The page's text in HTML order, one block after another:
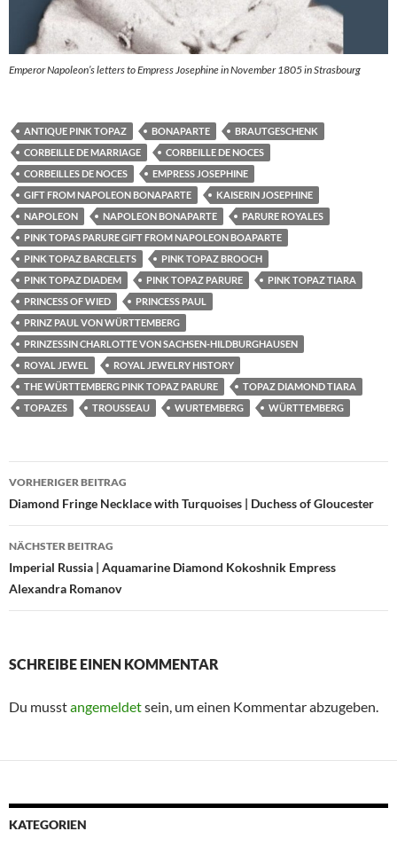
Emperor Napoleon’s letters to Empress Josephine in November 1805 in Strasbourg
ANTIQUE PINK TOPAZ BONAPARTE
BRAUTGESCHENK
CORBEILLE DE MARRIAGE
CORBEILLE DE NOCES
CORBEILLES DE NOCES
EMPRESS JOSEPHINE
GIFT FROM NAPOLEON BONAPARTE
KAISERIN JOSEPHINE
NAPOLEON
NAPOLEON BONAPARTE
PARURE ROYALES
PINK TOPAS PARURE GIFT FROM NAPOLEON BOAPARTE
PINK TOPAZ BARCELETS
PINK TOPAZ BROOCH
PINK TOPAZ DIADEM
PINK TOPAZ PARURE
PINK TOPAZ TIARA
PRINCESS OF WIED
PRINCESS PAUL
PRINZ PAUL VON WÜRTTEMBERG
PRINZESSIN CHARLOTTE VON SACHSEN-HILDBURGHAUSEN
ROYAL JEWEL
ROYAL JEWELRY HISTORY
THE WÜRTTEMBERG PINK TOPAZ PARURE
TOPAZ DIAMOND TIARA
TOPAZES
TROUSSEAU WURTEMBERG WÜRTTEMBERG
Beitragsnavigation
VORHERIGER BEITRAG
Diamond Fringe Necklace with Turquoises | Duchess of Gloucester
NÄCHSTER BEITRAG
Imperial Russia | Aquamarine Diamond Kokoshnik Empress
Alexandra Romanov
SCHREIBE EINEN KOMMENTAR
Du musstangemeldetsein, um einen Kommentar abzugeben.
KATEGORIEN